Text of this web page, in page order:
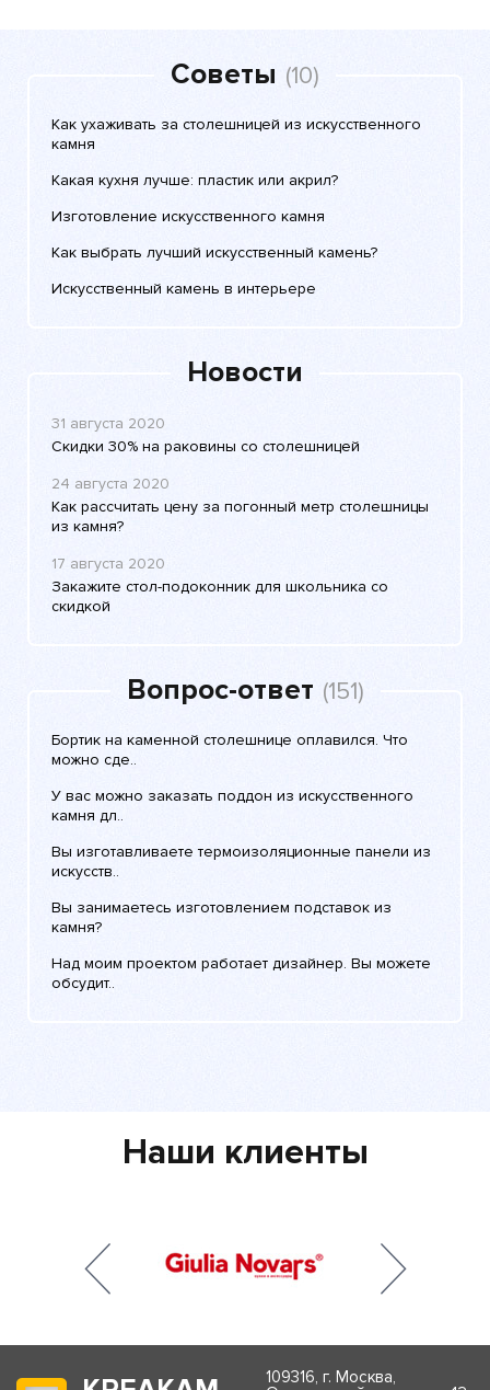
Советы (10)
Как ухаживать за столешницей из искусственного
камня
Какая кухня лучше: пластик или акрил?
Изготовление искусственного камня
Как выбрать лучший искусственный камень?
Искусственный камень в интерьере
Новости
31 августа 2020
Скидки 30% на раковины со столешницей
24 августа 2020
Как рассчитать цену за погонный метр столешницы
из камня?
17 августа 2020
Закажите стол-подоконник для школьника со
скидкой
Вопрос-ответ (151)
Бортик на каменной столешнице оплавился. Что
можно сде..
У вас можно заказать поддон из искусственного
камня дл..
Вы изготавливаете термоизоляционные панели из
искусств..
Вы занимаетесь изготовлением подставок из
камня?
Над моим проектом работает дизайнер. Вы можете
обсудит..
Наши клиенты
109316, г. Москва,